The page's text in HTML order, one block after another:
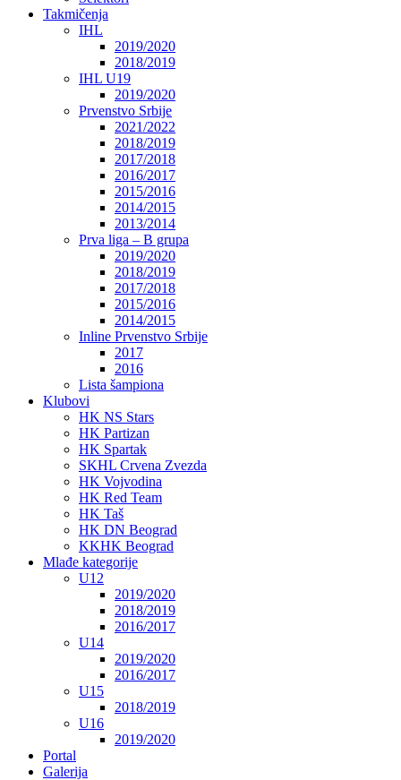
Takmičenja
IHL
2019/2020
2018/2019
IHL U19
2019/2020
Prvenstvo Srbije
2021/2022
2018/2019
2017/2018
2016/2017
2015/2016
2014/2015
2013/2014
Prva liga – B grupa
2019/2020
2018/2019
2017/2018
2015/2016
2014/2015
Inline Prvenstvo Srbije
2017
2016
Lista šampiona
Klubovi
HK NS Stars
HK Partizan
HK Spartak
SKHL Crvena Zvezda
HK Vojvodina
HK Red Team
HK Taš
HK DN Beograd
KKHK Beograd
Mlađe kategorije
U12
2019/2020
2018/2019
2016/2017
U14
2019/2020
2016/2017
U15
2018/2019
U16
2019/2020
Portal
Galerija